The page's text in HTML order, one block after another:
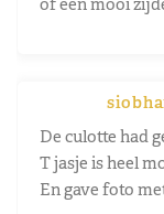
De culotte had
T jasje is heel
En gave foto